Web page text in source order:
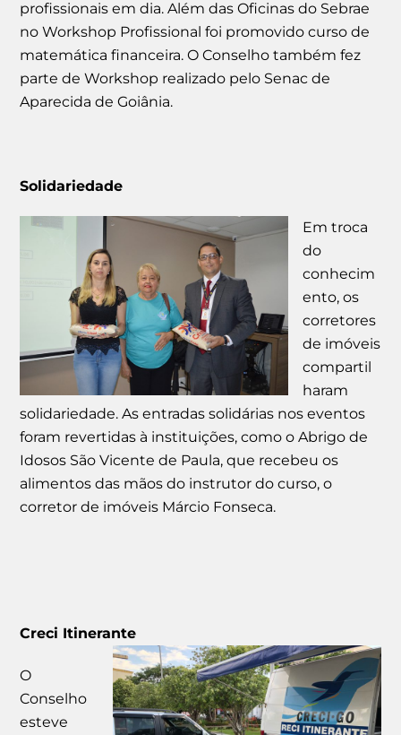
profissionais em dia. Além das Oficinas do Sebrae
no Workshop Profissional foi promovido curso de
matemática financeira. O Conselho também fez
parte de Workshop realizado pelo Senac de
Aparecida de Goiânia.
Solidariedade
Em troca
do
conhecim
ento, os
corretores
de imóveis
compartil
haram
solidariedade. As entradas solidárias nos eventos
foram revertidas à instituições, como o Abrigo de
Idosos São Vicente de Paula, que recebeu os
alimentos das mãos do instrutor do curso, o
corretor de imóveis Márcio Fonseca.
Creci Itinerante
O
Conselho
esteve